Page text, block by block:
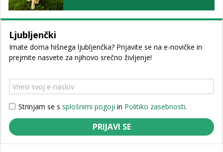
Ljubljenčki
Imate doma hišnega ljubljenčka? Prijavite se na e-novičke in
prejmite nasvete za njihovo srečno življenje!
Strinjam se s splošnimi pogoji in Politiko zasebnosti.
PRIJAVI SE